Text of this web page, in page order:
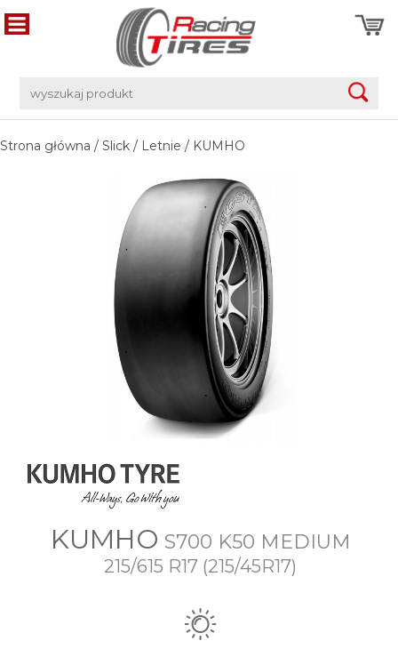
Strona główna / Slick / Letnie / KUMHO
KUMHO S700 K50 MEDIUM
215/615 R17 (215/45R17)